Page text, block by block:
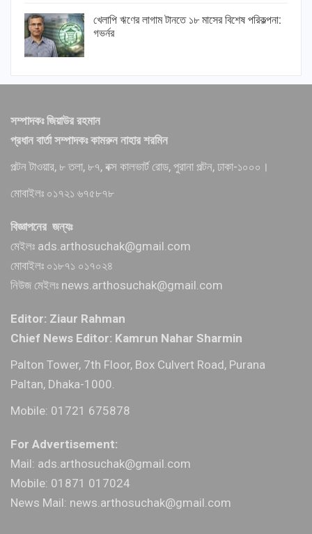
খেলাপি ঋণের লাগাম টানতে ১৮ মাসের বিশেষ পরিকল্পনা:
গভর্নর
সম্পাদকঃ জিয়াউর রহমান
প্রধান বার্তা সম্পাদকঃ কামরুন নাহার শরমিন
পল্টন টাওয়ার, ৮ তলা, ৮৭, বক্স কালভার্ট রোড, পুরানা পল্টন, ঢাকা-১০০০।
মোবাইলঃ ০১৭২১ ৬৭৫৮৭৮
বিজ্ঞাপনের জন্যঃ
মেইলঃ ads.arthosuchak@gmail.com
মোবাইলঃ ০১৮৭১ ০১৭০২৪
নিউজ মেইলঃ news.arthosuchak@gmail.com
Editor: Ziaur Rahman
Chief News Editor: Kamrun Nahar Sharmin
Palton Tower, 7th Floor, Box Culvert Road, Purana
Paltan, Dhaka-1000.
Mobile: 01721 675878
For Advertisement:
Mail: ads.arthosuchak@gmail.com
Mobile: 01871 017024
News Mail: news.arthosuchak@gmail.com